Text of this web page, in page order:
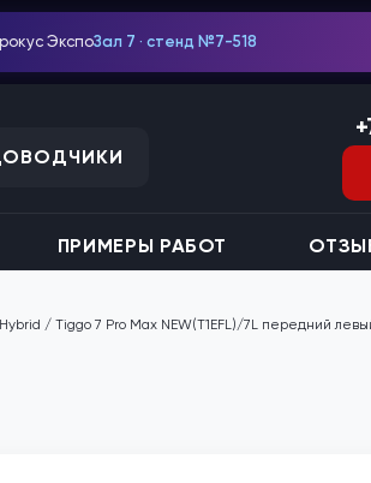
ЭкспоЗал 7 · стенд №7-518
ПРИМЕРЫ РАБОТ
/ Tiggo 7 Pro Max NEW(T1EFL)/7L передний